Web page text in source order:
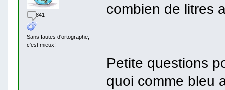
841
Sans fautes d'ortographe,
c'est mieux!
combien de litres
Petite questions
quoi comme bleu